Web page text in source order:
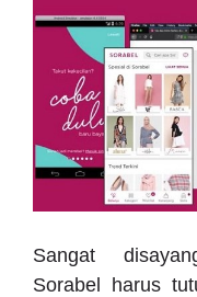
Sangat
Sorabel harus